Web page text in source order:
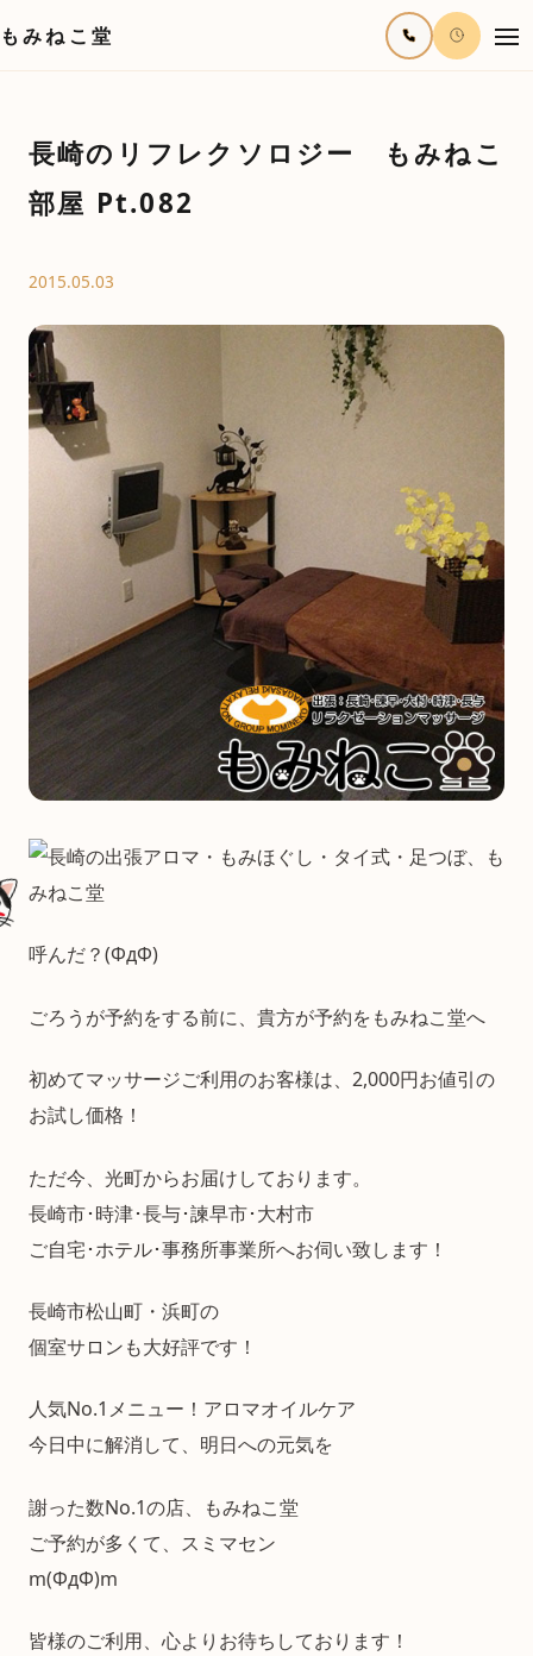
もみねこ堂
長崎のリフレクソロジー もみねこ
部屋 Pt.082
2015.05.03
呼んだ？(ΦдΦ)
ごろうが予約をする前に、貴方が予約をもみねこ堂へ
初めてマッサージご利用のお客様は、2,000円お値引の
お試し価格！
ただ今、光町からお届けしております。
長崎市･時津･長与･諫早市･大村市
ご自宅･ホテル･事務所事業所へお伺い致します！
長崎市松山町・浜町の
個室サロンも大好評です！
人気No.1メニュー！アロマオイルケア
今日中に解消して、明日への元気を
謝った数No.1の店、もみねこ堂
ご予約が多くて、スミマセン
m(ΦдΦ)m
皆様のご利用、心よりお待ちしております！